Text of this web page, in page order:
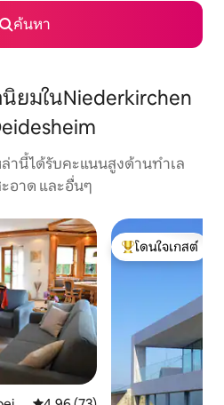
ค้นหา
มในNiederkirchen
านี้ได้รับคะแนนสูงด้านทำเล
อาด และอื่นๆ
โดนใจเกสต์ที่สุด
โดนใจเกสต์